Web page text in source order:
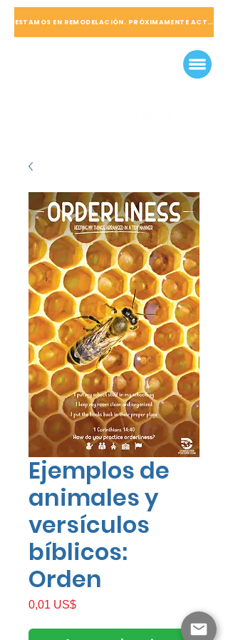
ESTAMOS EN REMODELACIÓN. PRÓXIMAMENTE
Ejemplos de
animales y
versículos
bíblicos:
Orden
0,01 US$Precio